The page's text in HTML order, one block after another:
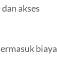
akses
biaya